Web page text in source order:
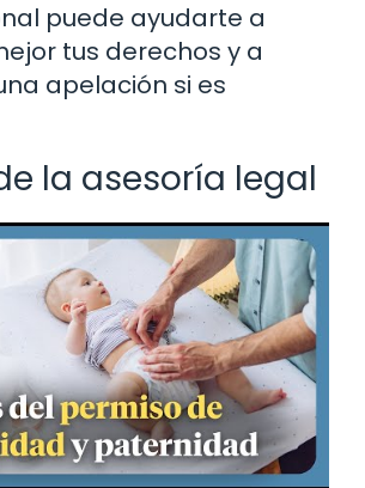
puede ayudarte a
tus derechos y a
apelación si es
la asesoría legal